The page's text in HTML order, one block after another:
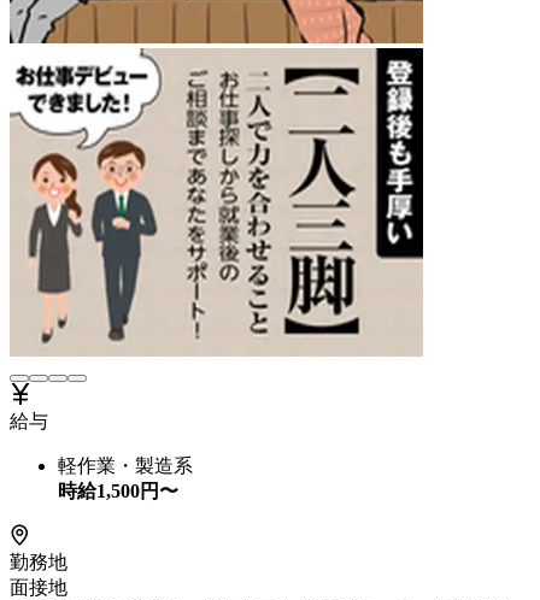
給与
軽作業・製造系
時給1,500円〜
勤務地
面接地